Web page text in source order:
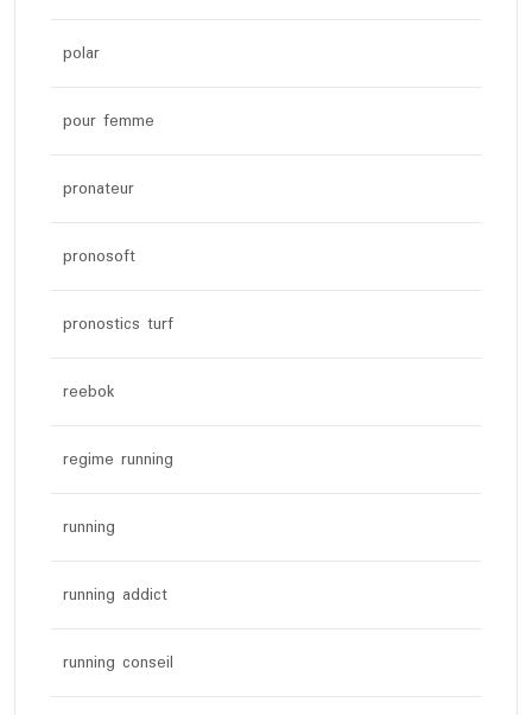
polar
pour femme
pronateur
pronosoft
pronostics turf
reebok
regime running
running
running addict
running conseil